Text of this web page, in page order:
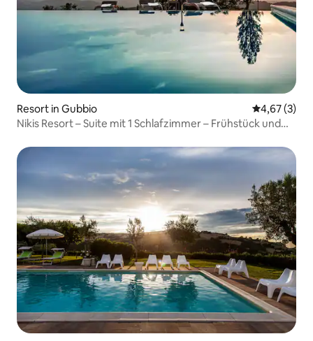
Resort in Gubbio
4,67 (3)
Nikis Resort – Suite mit 1 Schlafzimmer – Frühstück und